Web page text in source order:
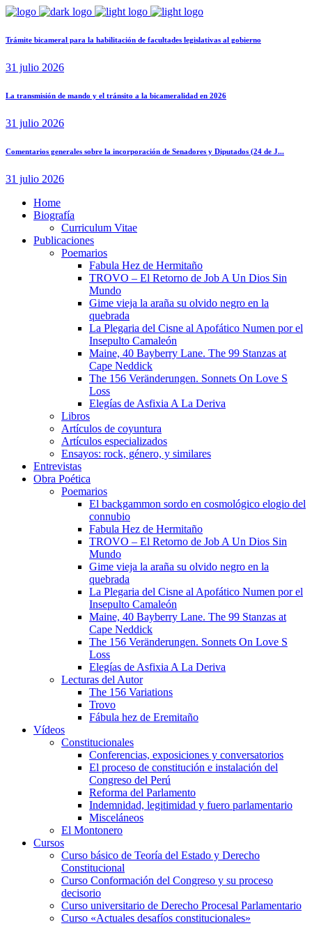
Trámite bicameral para la habilitación de facultades legislativas al gobierno
31 julio 2026
La transmisión de mando y el tránsito a la bicameralidad en 2026
31 julio 2026
Comentarios generales sobre la incorporación de Senadores y Diputados (24 de J...
31 julio 2026
Home
Biografía
Curriculum Vitae​
Publicaciones
Poemarios
Fabula Hez de Hermitaño
TROVO – El Retorno de Job A Un Dios Sin
Mundo
Gime vieja la araña su olvido negro en la
quebrada
La Plegaria del Cisne al Apofático Numen por el
Insepulto Camaleón
Maine, 40 Bayberry Lane. The 99 Stanzas at
Cape Neddick
The 156 Veränderungen. Sonnets On Love S
Loss
Elegías de Asfixia A La Deriva
Libros
Artículos de coyuntura
Artículos especializados
Ensayos: rock, género, y similares
Entrevistas
Obra Poética
Poemarios
El backgammon sordo en cosmológico elogio del
connubio
Fabula Hez de Hermitaño
TROVO – El Retorno de Job A Un Dios Sin
Mundo
Gime vieja la araña su olvido negro en la
quebrada
La Plegaria del Cisne al Apofático Numen por el
Insepulto Camaleón
Maine, 40 Bayberry Lane. The 99 Stanzas at
Cape Neddick
The 156 Veränderungen. Sonnets On Love S
Loss
Elegías de Asfixia A La Deriva
Lecturas del Autor
The 156 Variations
Trovo
Fábula hez de Eremitaño
Vídeos
Constitucionales
Conferencias, exposiciones y conversatorios
El proceso de constitución e instalación del
Congreso del Perú
Reforma del Parlamento
Indemnidad, legitimidad y fuero parlamentario
Misceláneos
El Montonero
Cursos
Curso básico de Teoría del Estado y Derecho
Constitucional
Curso Conformación del Congreso y su proceso
decisorio
Curso universitario de Derecho Procesal Parlamentario
Curso «Actuales desafíos constitucionales»